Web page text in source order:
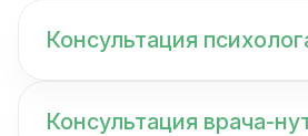
Консультация
Консультация врача-